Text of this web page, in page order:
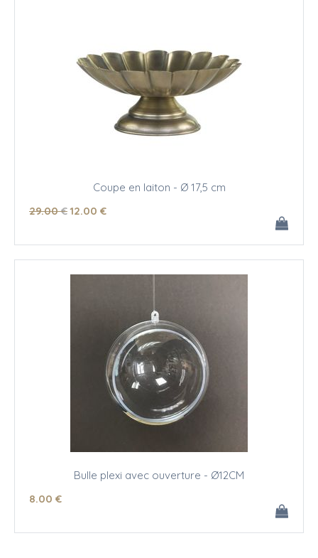
Coupe en laiton - Ø 17,5 cm
29.00 €12.00 €
Bulle plexi avec ouverture - Ø12CM
8.00 €